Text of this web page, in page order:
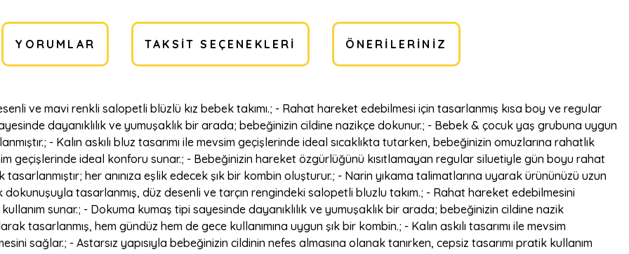
YORUMLAR TAKSIT SEÇENEKLERI ÖNERILERINIZ
ve mavi renkli salopetli blüzlü kız bebek takımı.; - Rahat hareket edebilmesi için tasarlanmış kısa boy ve regular
dayanıklılık ve yumuşaklık bir arada; bebeğinizin cildine nazikçe dokunur.; - Bebek & çocuk yaş grubuna uygun
- Kalın askılı bluz tasarımı ile mevsim geçişlerinde ideal sıcaklıkta tutarken, bebeğinizin omuzlarına rahatlık
geçişlerinde ideal konforu sunar.; - Bebeğinizin hareket özgürlüğünü kısıtlamayan regular siluetiyle gün boyu rahat
her anınıza eşlik edecek şık bir kombin oluşturur.; - Narin yıkama talimatlarına uyarak ürününüzü uzun
tasarlanmış, düz desenli ve tarçın rengindeki salopetli bluzlu takım.; - Rahat hareket edebilmesini
sunar.; - Dokuma kumaş tipi sayesinde dayanıklılık ve yumuşaklık bir arada; bebeğinizin cildine nazik
hem gündüz hem de gece kullanımına uygun şık bir kombin.; - Kalın askılı tasarımı ile mevsim
sağlar.; - Astarsız yapısıyla bebeğinizin cildinin nefes almasına olanak tanırken, cepsiz tasarımı pratik kullanım